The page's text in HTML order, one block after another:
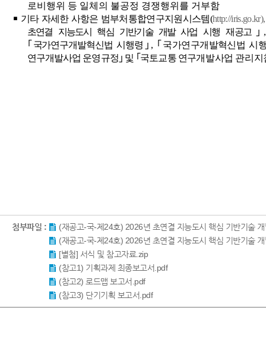
로비행위 등 일체의 불공정 경쟁행위를 거부함
￭ 기타 자세한 사항은 범부처통합연구지원시스템(http://iris.go.kr),
초연결 지능도시 핵심 기반기술 개발 사업 시행 재공고 ｣
｢ 국가연구개발혁신법 시행령 ｣ , ｢ 국가연구개발혁신법 시
연구개발사업 운영규정 ｣ 및 ｢ 국토교통 연구개발사업 관리지
첨부파일 :
(재공고-국-제24호) 2026년 초연결 지능도시 핵심 기반기술
(재공고-국-제24호) 2026년 초연결 지능도시 핵심 기반기술
[별첨] 서식 및 참고자료.zip
(참고1) 기획과제 최종보고서.pdf
(참고2) 로드맵 보고서.pdf
(참고3) 단기기획 보고서.pdf